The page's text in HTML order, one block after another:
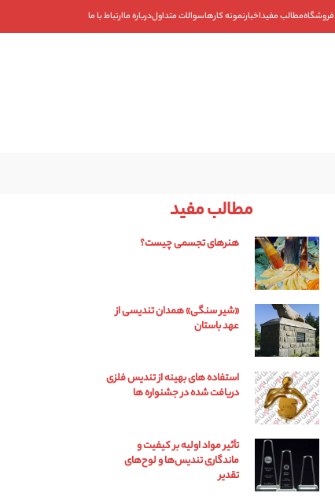
فروشگاهمطالب مفیداخبارنمونه کارهاسوالات متداولدرباره ماارتباط با ما
مطالب مفید
هنرهای تجسمی چیست؟
«شیر سنگی» همدان تندیسی از
عهد باستان‌
استفاده های بهینه از تندیس فلزی
دریافت شده در جشنواره ها
تأثیر مواد اولیه بر کیفیت و
ماندگاری تندیس‌ها و لوح‌های
تقدیر